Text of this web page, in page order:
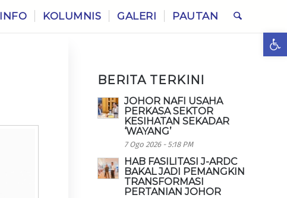
INFO KOLUMNIS GALERI PAUTAN
BERITA TERKINI
JOHOR NAFI USAHA
PERKASA SEKTOR
KESIHATAN SEKADAR
‘WAYANG’
7 Ogo 2026 - 5:18 PM
HAB FASILITASI J-ARDC
BAKAL JADI PEMANGKIN
TRANSFORMASI
PERTANIAN JOHOR